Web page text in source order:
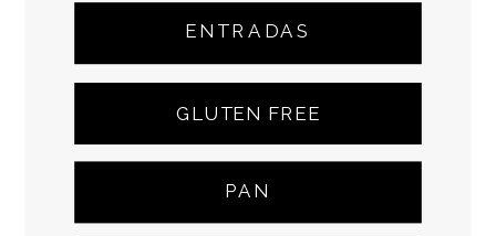
ENTRADAS
GLUTEN FREE
PAN